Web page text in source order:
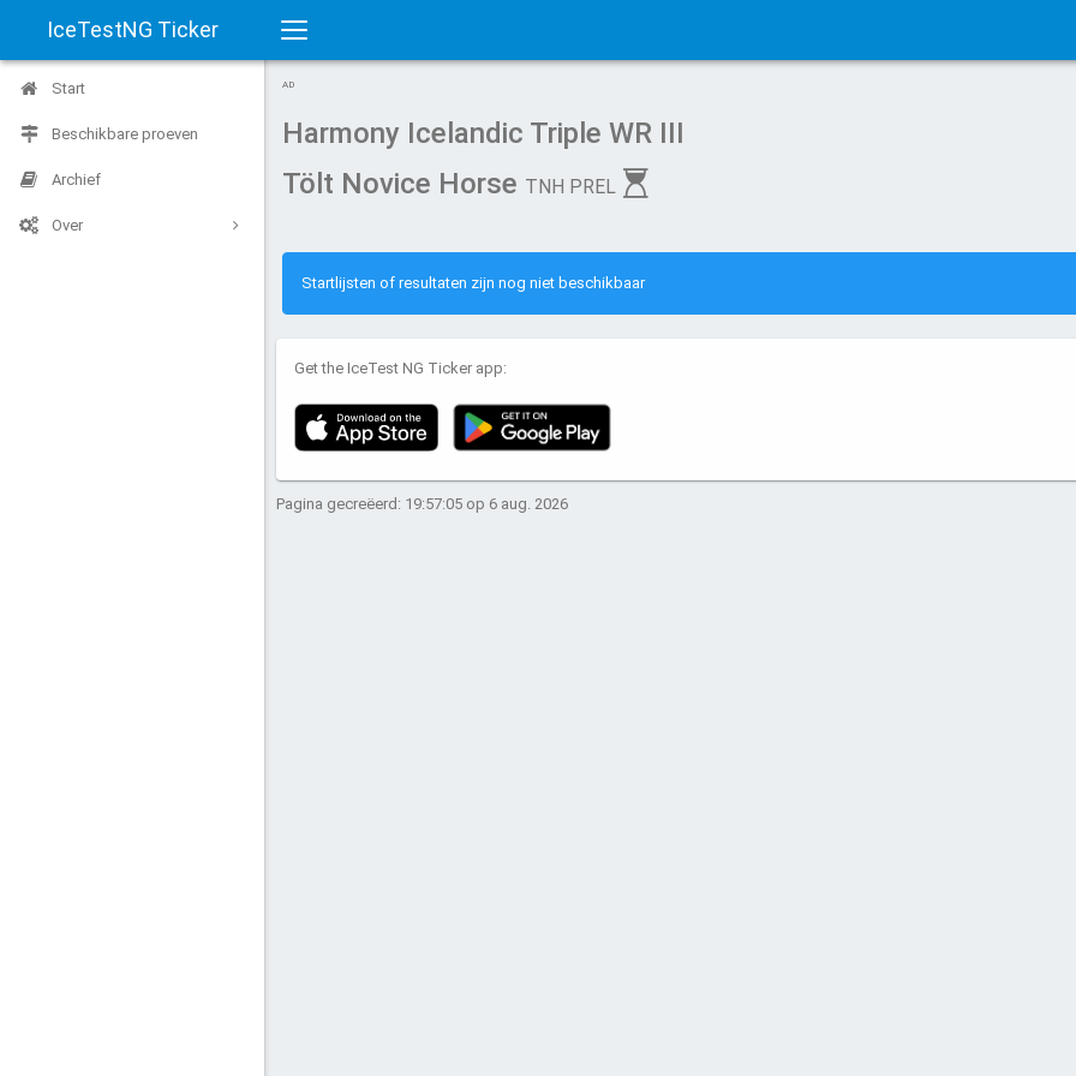
IceTestNG Ticker
Toggle
navigation
Start
Beschikbare proeven
Archief
Over
AD
Harmony Icelandic Triple WR III
Tölt Novice Horse TNH PREL
Startlijsten of resultaten zijn nog niet beschikbaar
Get the IceTest NG Ticker app:
Pagina gecreëerd: 19:57:05 op 6 aug. 2026